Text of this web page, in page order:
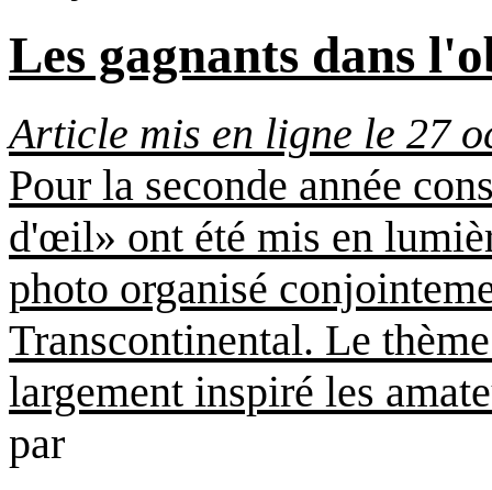
Les gagnants dans
Article mis en ligne le 27
Pour la seconde année
d'œil» ont été mis en
photo organisé
Transcontinental. Le
largement inspiré les
par